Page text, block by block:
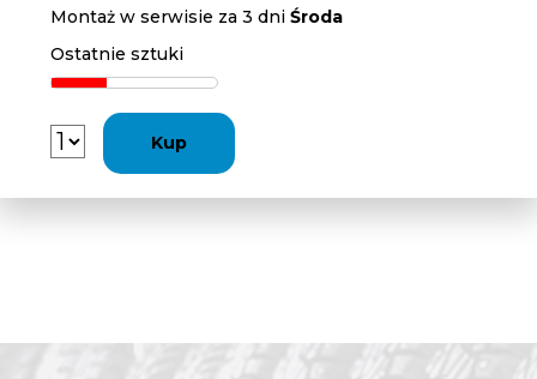
Montaż w serwisie za 3 dniŚroda
Ostatnie sztuki
Kup